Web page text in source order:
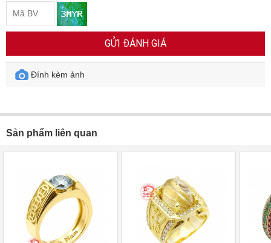
GỬI ĐÁNH GIÁ
Đính kèm ảnh
Sản phẩm liên quan